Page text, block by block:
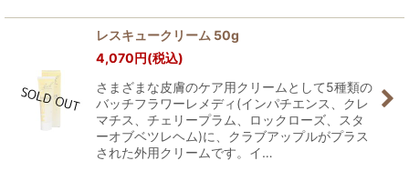
レスキュークリーム 50g
4,070円(税込)
さまざまな皮膚のケア用クリームとして5種類の
バッチフラワーレメディ(インパチエンス、クレ
マチス、チェリープラム、ロックローズ、スタ
ーオブベツレヘム)に、クラブアップルがプラス
された外用クリームです。イ…